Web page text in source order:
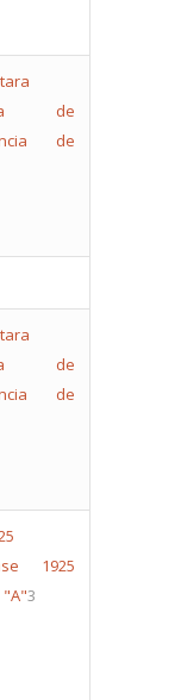
de
de
de
de
1925
"A"3